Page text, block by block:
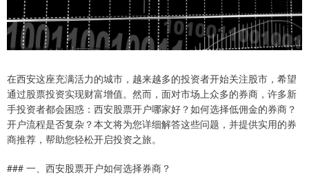
在西安这座充满活力的城市，越来越多的投资者开始关注股市，希望
通过股票投资实现财富增值。然而，面对市场上众多的券商，许多新
手投资者都会困惑：西安股票开户哪家好？如何选择低佣金的券商？
开户流程是否复杂？本文将为您详细解答这些问题，并提供实用的券
商推荐，帮助您轻松开启投资之旅。
### 一、西安股票开户如何选择券商？